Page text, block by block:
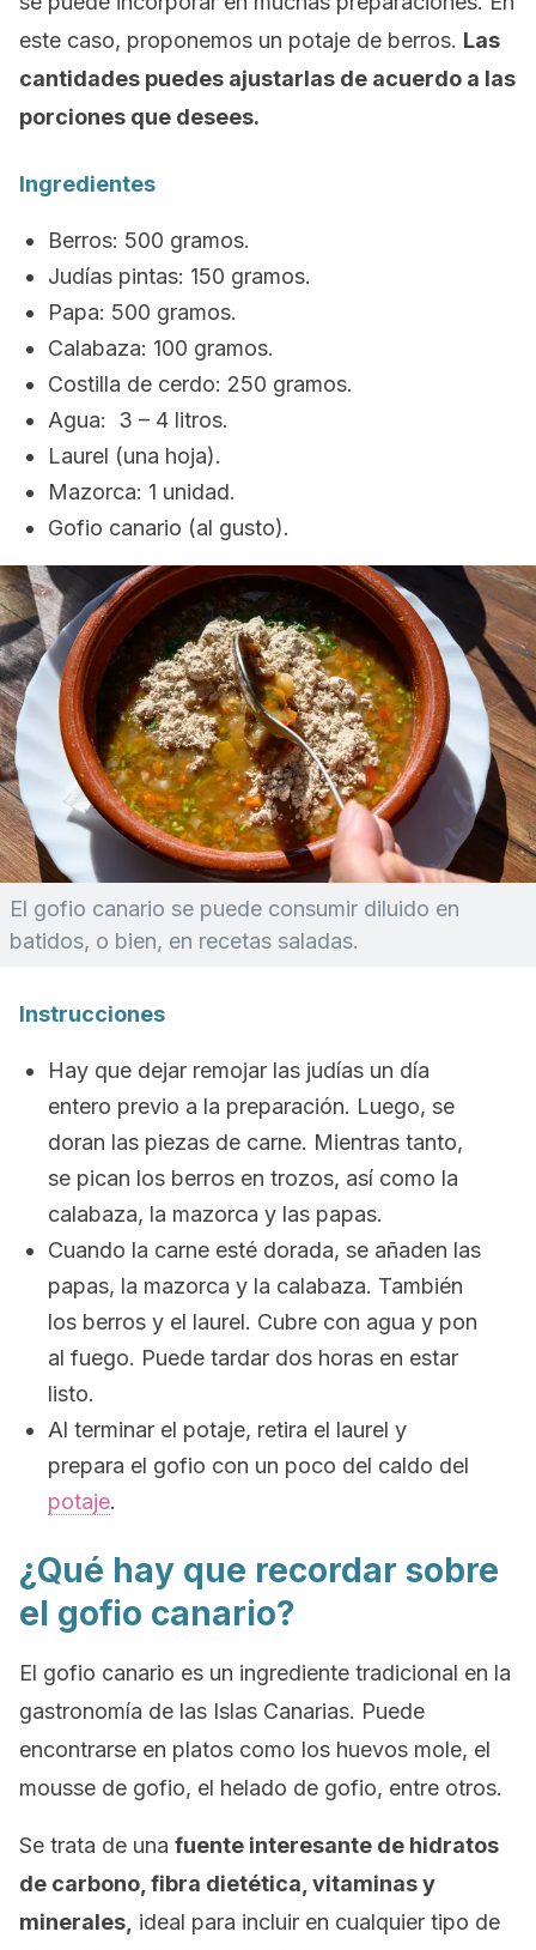
este caso, proponemos un potaje de berros. Las
cantidades puedes ajustarlas de acuerdo a las
porciones que desees.
Ingredientes
Berros: 500 gramos.
Judías pintas: 150 gramos.
Papa: 500 gramos.
Calabaza: 100 gramos.
Costilla de cerdo: 250 gramos.
Agua: 3 – 4 litros.
Laurel (una hoja).
Mazorca: 1 unidad.
Gofio canario (al gusto).
El gofio canario se puede consumir diluido en
batidos, o bien, en recetas saladas.
Instrucciones
Hay que dejar remojar las judías un día
entero previo a la preparación. Luego, se
doran las piezas de carne. Mientras tanto,
se pican los berros en trozos, así como la
calabaza, la mazorca y las papas.
Cuando la carne esté dorada, se añaden las
papas, la mazorca y la calabaza. También
los berros y el laurel. Cubre con agua y pon
al fuego. Puede tardar dos horas en estar
listo.
Al terminar el potaje, retira el laurel y
prepara el gofio con un poco del caldo del
potaje.
¿Qué hay que recordar sobre
el gofio canario?
El gofio canario es un ingrediente tradicional en la
gastronomía de las Islas Canarias. Puede
encontrarse en platos como los huevos mole, el
mousse de gofio, el helado de gofio, entre otros.
Se trata de una fuente interesante de hidratos
de carbono, fibra dietética, vitaminas y
minerales, ideal para incluir en cualquier tipo de